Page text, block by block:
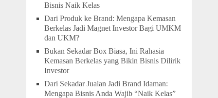
Bisnis Naik Kelas
Dari Produk ke Brand: Mengapa Kemasan
Berkelas Jadi Magnet Investor Bagi UMKM
dan UKM?
Bukan Sekadar Box Biasa, Ini Rahasia
Kemasan Berkelas yang Bikin Bisnis Dilirik
Investor
Dari Sekadar Jualan Jadi Brand Idaman:
Mengapa Bisnis Anda Wajib “Naik Kelas”